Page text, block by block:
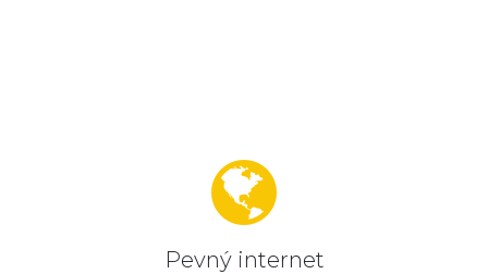
Pevný internet